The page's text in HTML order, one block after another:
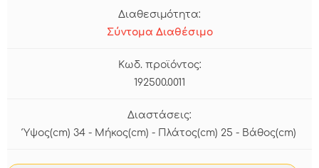
Διαθεσιμότητα:
Σύντομα Διαθέσιμο
Κωδ. προϊόντος:
192500.0011
Διαστάσεις:
Ύψος(cm) 34 - Μήκος(cm) - Πλάτος(cm) 25 - Βάθος(cm)